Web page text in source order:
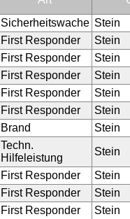
Sicherheitswache Stein
First Responder
Stein
First Responder
Stein
First Responder
Stein
First Responder
Stein
First Responder
Stein
Brand
Stein
Techn.
Hilfeleistung
Stein
First Responder
Stein
First Responder
Stein
First Responder
Stein